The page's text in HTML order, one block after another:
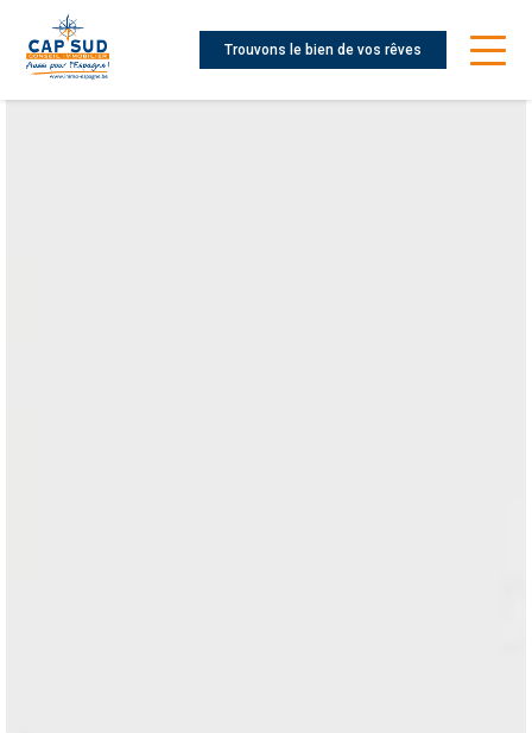
Trouvons le bien de vos rêves